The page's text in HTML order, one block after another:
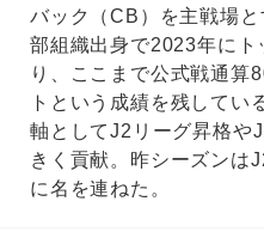
バック（CB）を主戦場
部組織出身で2023年にト
り、ここまで公式戦通算
トという成績を残してい
軸としてJ2リーグ昇格や
きく貢献。昨シーズンは
に名を連ねた。